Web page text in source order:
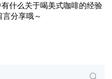
什么关于喝美式咖啡的经验
分享哦～